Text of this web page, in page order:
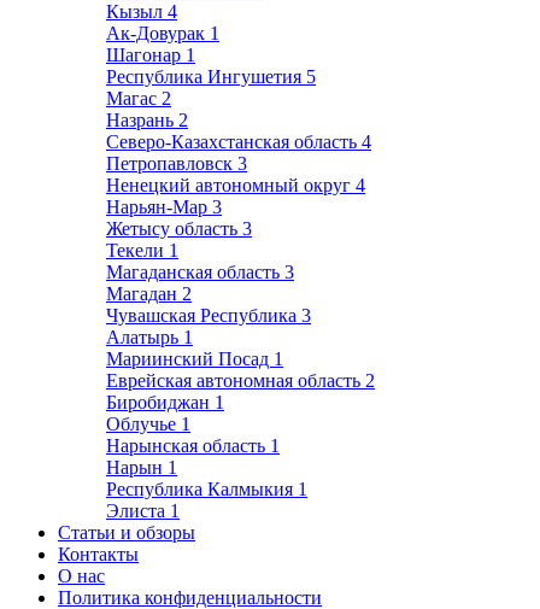
Кызыл 4
Ак-Довурак 1
Шагонар 1
Республика Ингушетия 5
Магас 2
Назрань 2
Северо-Казахстанская область 4
Петропавловск 3
Ненецкий автономный округ 4
Нарьян-Мар 3
Жетысу область 3
Текели 1
Магаданская область 3
Магадан 2
Чувашская Республика 3
Алатырь 1
Мариинский Посад 1
Еврейская автономная область 2
Биробиджан 1
Облучье 1
Нарынская область 1
Нарын 1
Республика Калмыкия 1
Элиста 1
Статьи и обзоры
Контакты
О нас
Политика конфиденциальности